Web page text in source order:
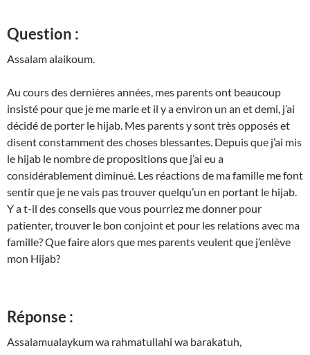
Question :
Assalam alaikoum.
Au cours des dernières années, mes parents ont beaucoup
insisté pour que je me marie et il y a environ un an et demi, j’ai
décidé de porter le hijab. Mes parents y sont très opposés et
disent constamment des choses blessantes. Depuis que j’ai mis
le hijab le nombre de propositions que j’ai eu a
considérablement diminué. Les réactions de ma famille me font
sentir que je ne vais pas trouver quelqu’un en portant le hijab.
Y a t-il des conseils que vous pourriez me donner pour
patienter, trouver le bon conjoint et pour les relations avec ma
famille? Que faire alors que mes parents veulent que j’enlève
mon Hijab?
Réponse :
Assalamualaykum wa rahmatullahi wa barakatuh,